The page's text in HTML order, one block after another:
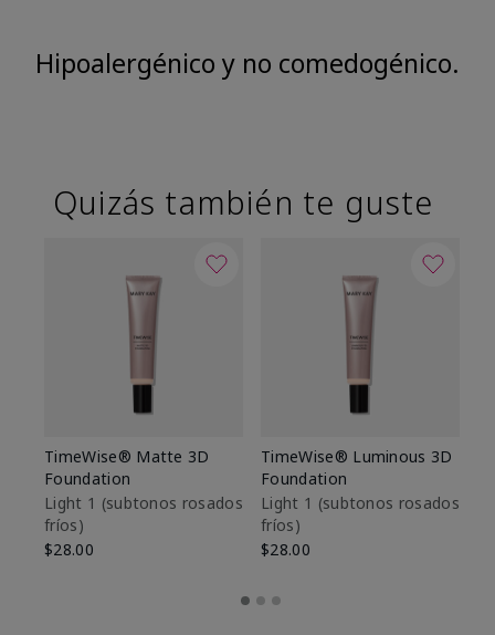
Hipoalergénico y no comedogénico.
Quizás también te guste
TimeWise® Matte 3D
Foundation
Light 1​ (subtonos rosados
fríos)
$28.00
TimeWise® Luminous 3D
Foundation
Light 1​ (subtonos rosados
fríos)
$28.00